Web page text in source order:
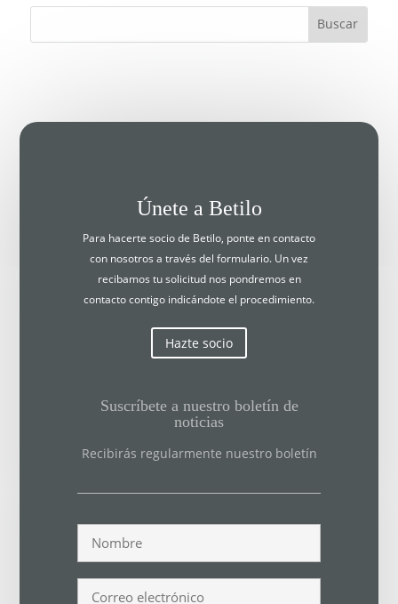
Únete a Betilo
Para hacerte socio de Betilo, ponte en contacto
con nosotros a través del formulario. Un vez
recibamos tu solicitud nos pondremos en
contacto contigo indicándote el procedimiento.
Hazte socio
Suscríbete a nuestro boletín de
noticias
Recibirás regularmente nuestro boletín